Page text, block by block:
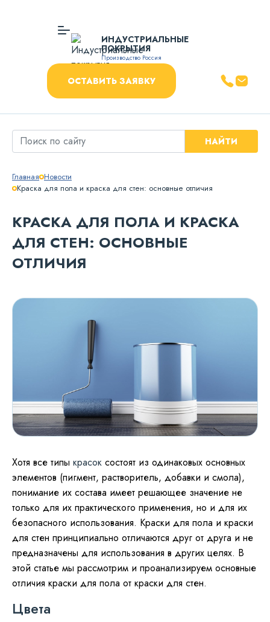
ИНДУСТРИАЛЬНЫЕ
ПОКРЫТИЯ
Производство Россия
ОСТАВИТЬ ЗАЯВКУ
НАЙТИ
Главная Новости
Краска для пола и краска для стен: основные отличия
КРАСКА ДЛЯ ПОЛА И КРАСКА
ДЛЯ СТЕН: ОСНОВНЫЕ
ОТЛИЧИЯ
Хотя все типы красок состоят из одинаковых основных
элементов (пигмент, растворитель, добавки и смола),
понимание их состава имеет решающее значение не
только для их практического применения, но и для их
безопасного использования. Краски для пола и краски
для стен принципиально отличаются друг от друга и не
предназначены для использования в других целях. В
этой статье мы рассмотрим и проанализируем основные
отличия краски для пола от краски для стен.
Цвета